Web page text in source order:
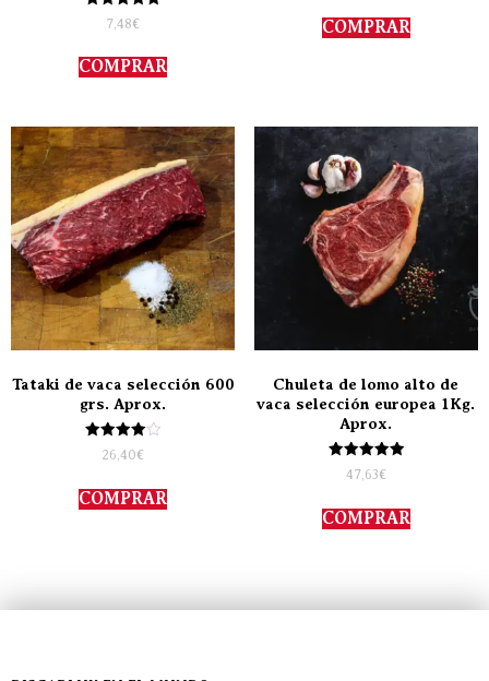
Valorado
con
de 5
7,48€
COMPRAR
de 5
COMPRAR
Tataki de vaca selección 600
grs. Aprox.
Valorado
con
de 5
26,40€
COMPRAR
Chuleta de lomo alto de
vaca selección europea 1Kg.
Aprox.
Valorado
con
de 5
47,63€
COMPRAR